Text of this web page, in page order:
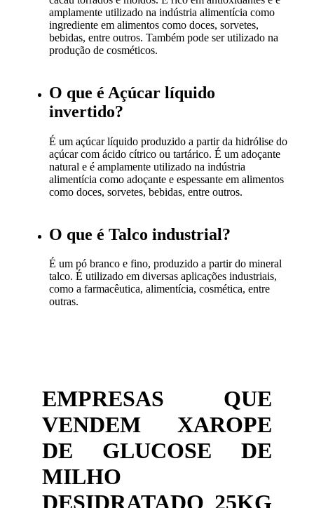
amplamente utilizado na indústria alimentícia como
ingrediente em alimentos como doces, sorvetes,
bebidas, entre outros. Também pode ser utilizado na
produção de cosméticos.
O que é Açúcar líquido
invertido?
É um açúcar líquido produzido a partir da hidrólise do
açúcar com ácido cítrico ou tartárico. É um adoçante
natural e é amplamente utilizado na indústria
alimentícia como adoçante e espessante em alimentos
como doces, sorvetes, bebidas, entre outros.
O que é Talco industrial?
É um pó branco e fino, produzido a partir do mineral
talco. É utilizado em diversas aplicações industriais,
como a farmacêutica, alimentícia, cosmética, entre
outras.
EMPRESAS QUE
VENDEM XAROPE
DE GLUCOSE DE
MILHO
DESIDRATADO 25KG